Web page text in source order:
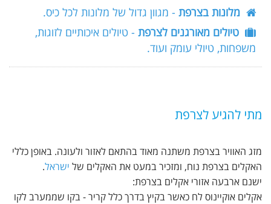
מלונות בצרפת - מגוון גדול של מלונות לכל כיס.
טיולים מאורגנים לצרפת - טיולים איכותיים לזוגות,
משפחות, טיולי עומק ועוד.
מתי להגיע לצרפת
מזג האוויר בצרפת משתנה מאוד בהתאם לאזור ולעונה. באופן כללי
האקלים בצרפת נוח, ומזכיר במעט את האקלים של ישראל.
ישנם ארבעה אזורי אקלים בצרפת:
אקלים אוקיינוס לח כאשר בקיץ בדרך כלל קריר - בקו שממערב לקו